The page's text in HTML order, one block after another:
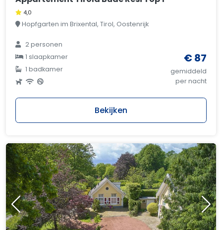
4,0
Hopfgarten im Brixental, Tirol, Oostenrijk
2 personen
1 slaapkamer
1 badkamer
€ 87
gemiddeld
per nacht
Bekijken